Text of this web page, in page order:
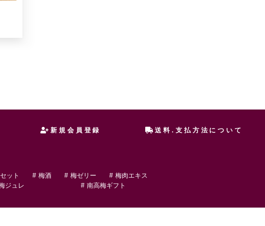
新規会員登録 送料.支払方法について
ット 梅酒 梅ゼリー
梅肉エキス
ジュレ 南高梅ギフト